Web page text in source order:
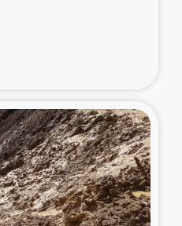
緑化を通じた支援事業
災住民への緊急支援
性グループの生計支援